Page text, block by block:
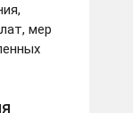
мер